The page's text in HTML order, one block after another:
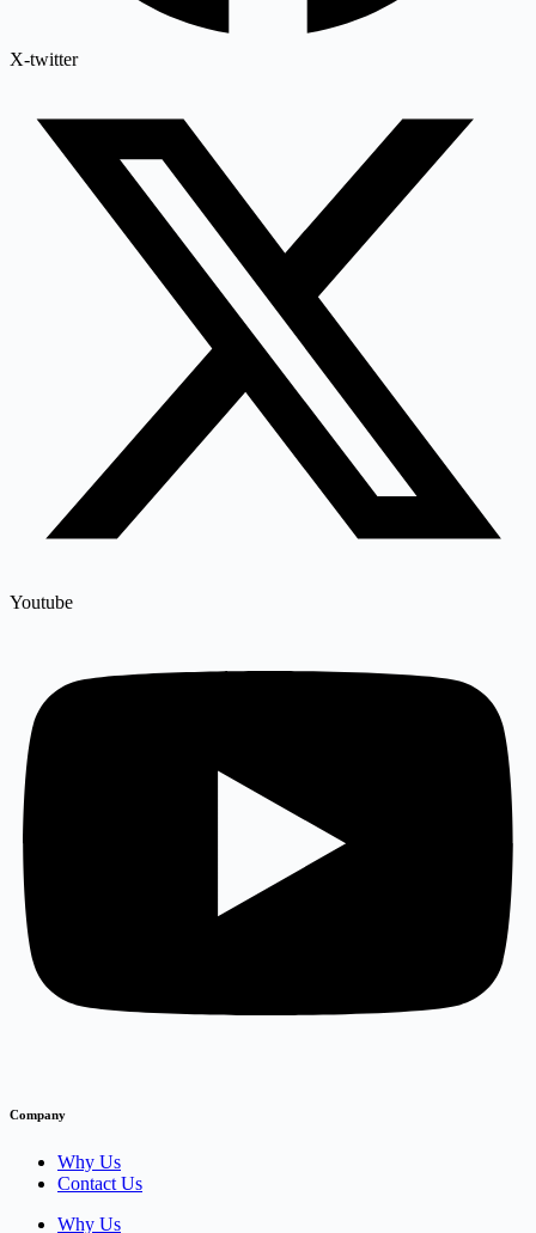
X-twitter
Youtube
Company
Why Us
Contact Us
Why Us